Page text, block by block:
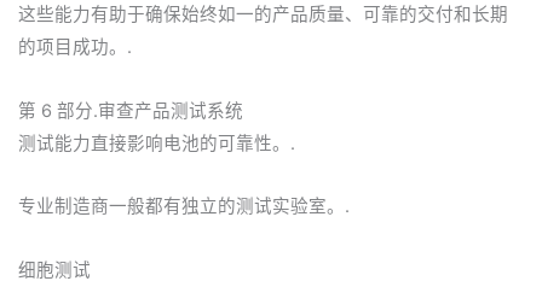
这些能力有助于确保始终如一的产品质量、可靠的交付和长期
的项目成功。.
第 6 部分.审查产品测试系统
测试能力直接影响电池的可靠性。.
专业制造商一般都有独立的测试实验室。.
细胞测试